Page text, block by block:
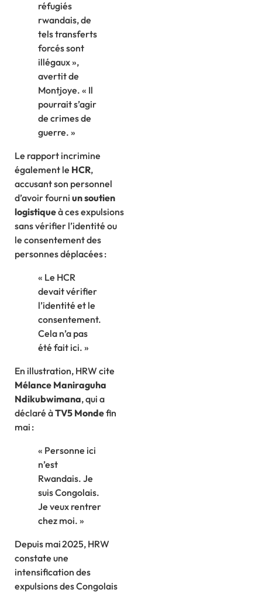
réfugiés
rwandais, de
tels transferts
forcés sont
illégaux »,
avertit de
Montjoye. « Il
pourrait s’agir
de crimes de
guerre. »
Le rapport incrimine
également le HCR,
accusant son personnel
d’avoir fourni un soutien
logistiqueà ces expulsions
sans vérifier l’identité ou
le consentement des
personnes déplacées :
« Le HCR
devait vérifier
l’identité et le
consentement.
Cela n’a pas
été fait ici. »
En illustration, HRW cite
Mélance Maniraguha
Ndikubwimana, qui a
déclaré àTV5 Mondefin
mai :
« Personne ici
n’est
Rwandais. Je
suis Congolais.
Je veux rentrer
chez moi. »
Depuis mai 2025, HRW
constate une
intensification des
expulsions des Congolais